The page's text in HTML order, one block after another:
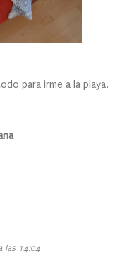
para irme a la playa.
las 14:04